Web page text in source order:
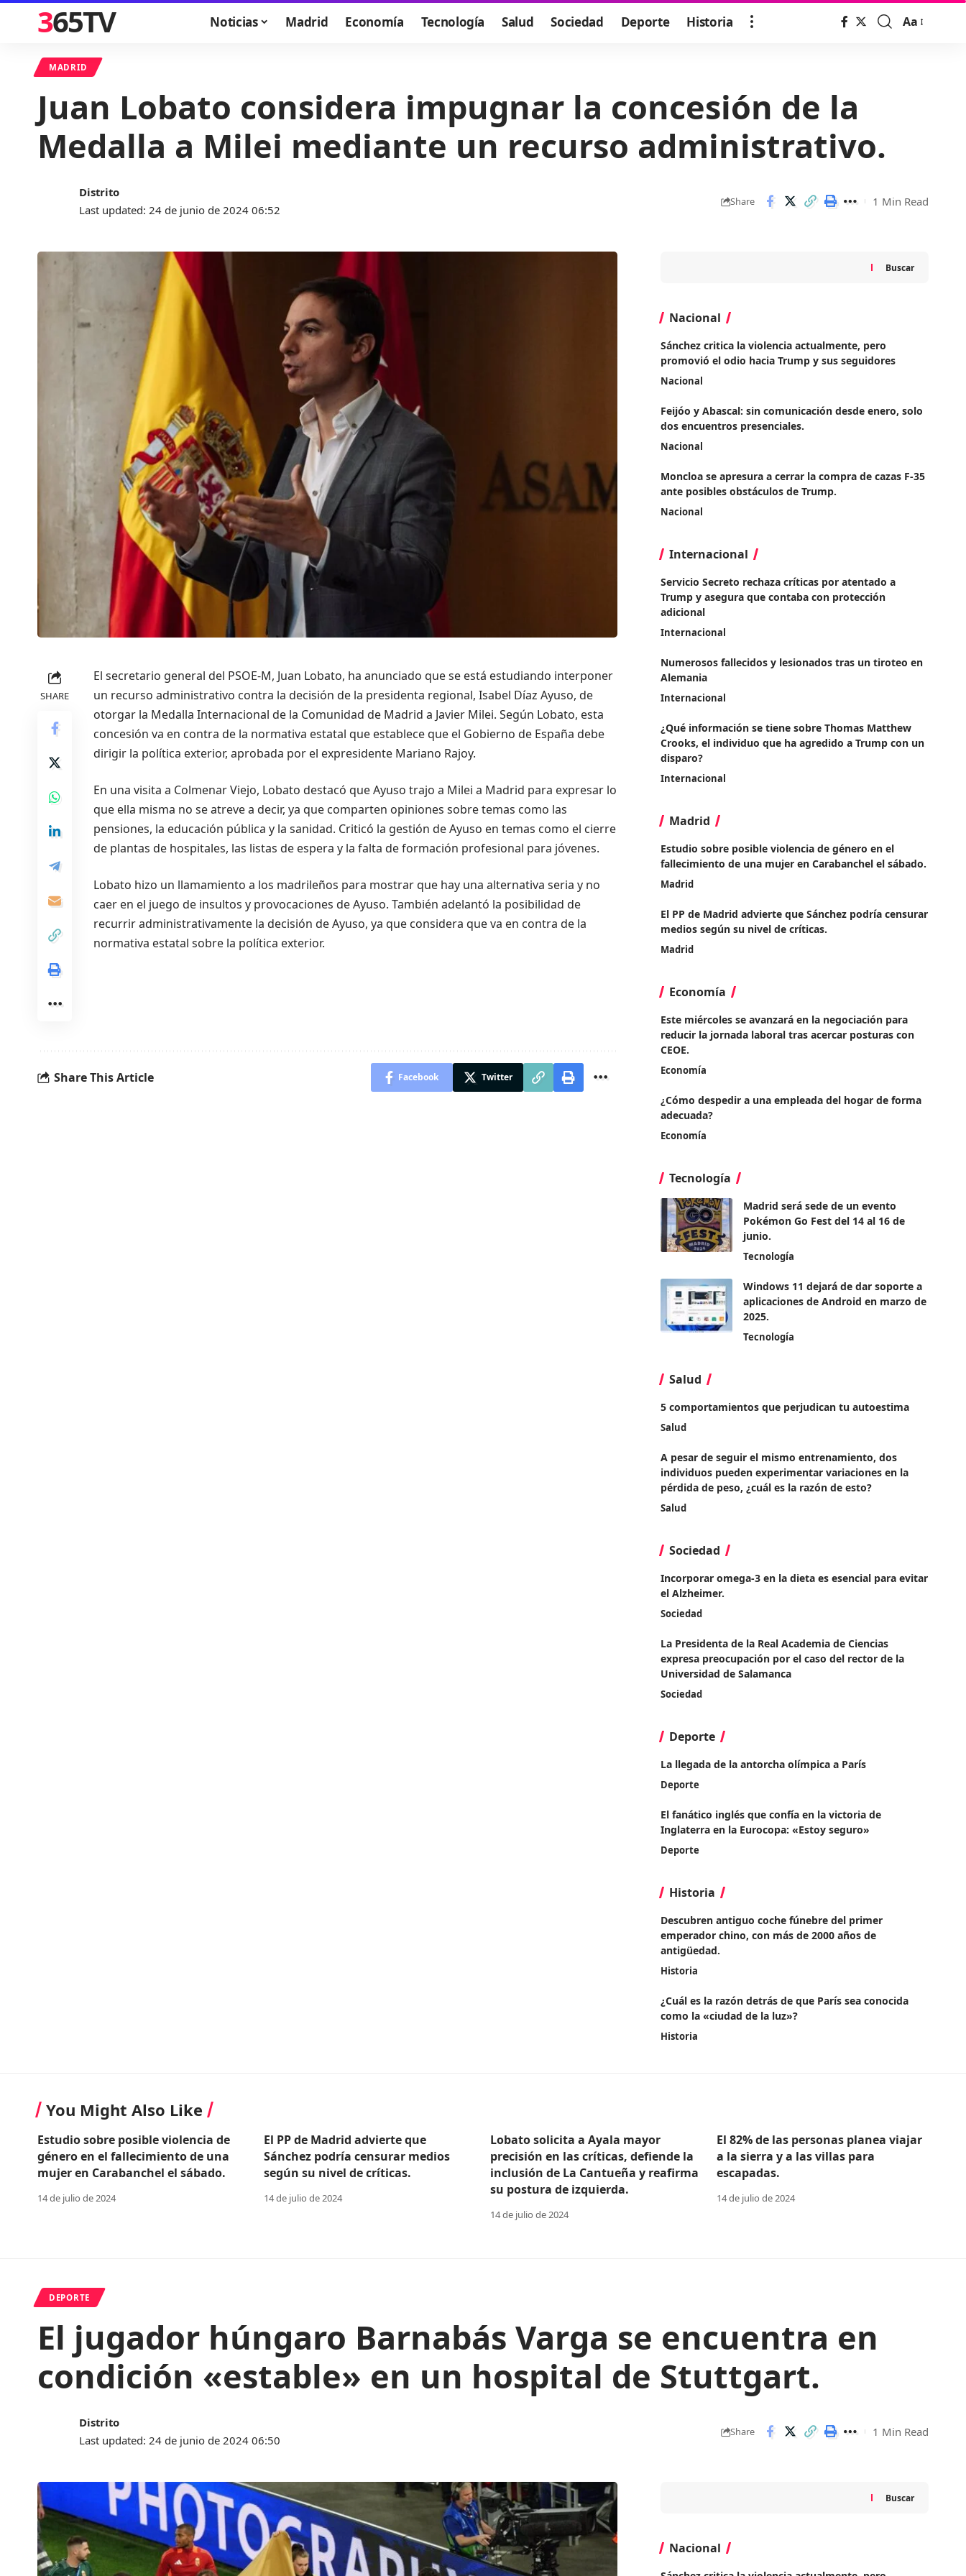
365TV Noticias Madrid Economía Tecnología Salud Sociedad Deporte Historia
Font
Aa
MADRID
Juan Lobato considera impugnar la concesión de la
Medalla a Milei mediante un recurso administrativo.
Last updated: 24 de junio de 2024 06:52
Distrito
Share 1 Min Read
SHARE
El secretario general del PSOE-M, Juan Lobato, ha anunciado que se está estudiando interponer
un recurso administrativo contra la decisión de la presidenta regional, Isabel Díaz Ayuso, de
otorgar la Medalla Internacional de la Comunidad de Madrid a Javier Milei. Según Lobato, esta
concesión va en contra de la normativa estatal que establece que el Gobierno de España debe
dirigir la política exterior, aprobada por el expresidente Mariano Rajoy.
En una visita a Colmenar Viejo, Lobato destacó que Ayuso trajo a Milei a Madrid para expresar lo
que ella misma no se atreve a decir, ya que comparten opiniones sobre temas como las
pensiones, la educación pública y la sanidad. Criticó la gestión de Ayuso en temas como el cierre
de plantas de hospitales, las listas de espera y la falta de formación profesional para jóvenes.
Lobato hizo un llamamiento a los madrileños para mostrar que hay una alternativa seria y no
caer en el juego de insultos y provocaciones de Ayuso. También adelantó la posibilidad de
recurrir administrativamente la decisión de Ayuso, ya que considera que va en contra de la
normativa estatal sobre la política exterior.
Share This Article Facebook Twitter
Buscar
Nacional
Sánchez critica la violencia actualmente, pero
promovió el odio hacia Trump y sus seguidores
Nacional
Feijóo y Abascal: sin comunicación desde enero, solo
dos encuentros presenciales.
Nacional
Moncloa se apresura a cerrar la compra de cazas F-35
ante posibles obstáculos de Trump.
Nacional
Internacional
Servicio Secreto rechaza críticas por atentado a
Trump y asegura que contaba con protección
adicional
Internacional
Numerosos fallecidos y lesionados tras un tiroteo en
Alemania
Internacional
¿Qué información se tiene sobre Thomas Matthew
Crooks, el individuo que ha agredido a Trump con un
disparo?
Internacional
Madrid
Estudio sobre posible violencia de género en el
fallecimiento de una mujer en Carabanchel el sábado.
Madrid
El PP de Madrid advierte que Sánchez podría censurar
medios según su nivel de críticas.
Madrid
Economía
Este miércoles se avanzará en la negociación para
reducir la jornada laboral tras acercar posturas con
CEOE.
Economía
¿Cómo despedir a una empleada del hogar de forma
adecuada?
Economía
Tecnología
Madrid será sede de un evento
Pokémon Go Fest del 14 al 16 de
junio.
Tecnología
Windows 11 dejará de dar soporte a
aplicaciones de Android en marzo de
2025.
Tecnología
Salud
5 comportamientos que perjudican tu autoestima
Salud
A pesar de seguir el mismo entrenamiento, dos
individuos pueden experimentar variaciones en la
pérdida de peso, ¿cuál es la razón de esto?
Salud
Sociedad
Incorporar omega-3 en la dieta es esencial para evitar
el Alzheimer.
Sociedad
La Presidenta de la Real Academia de Ciencias
expresa preocupación por el caso del rector de la
Universidad de Salamanca
Sociedad
Deporte
La llegada de la antorcha olímpica a París
Deporte
El fanático inglés que confía en la victoria de
Inglaterra en la Eurocopa: «Estoy seguro»
Deporte
Historia
Descubren antiguo coche fúnebre del primer
emperador chino, con más de 2000 años de
antigüedad.
Historia
¿Cuál es la razón detrás de que París sea conocida
como la «ciudad de la luz»?
Historia
You Might Also Like
Estudio sobre posible violencia de
género en el fallecimiento de una
mujer en Carabanchel el sábado.
14 de julio de 2024
El PP de Madrid advierte que
Sánchez podría censurar medios
según su nivel de críticas.
14 de julio de 2024
Lobato solicita a Ayala mayor
precisión en las críticas, defiende la
inclusión de La Cantueña y reafirma
su postura de izquierda.
14 de julio de 2024
El 82% de las personas planea viajar
a la sierra y a las villas para
escapadas.
14 de julio de 2024
DEPORTE
El jugador húngaro Barnabás Varga se encuentra en
condición «estable» en un hospital de Stuttgart.
Last updated: 24 de junio de 2024 06:50
Distrito
Share 1 Min Read
Buscar
Nacional